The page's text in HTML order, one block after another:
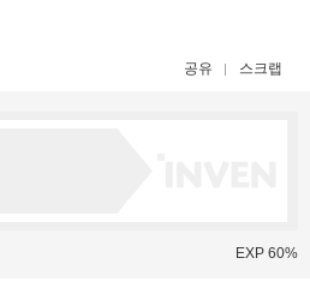
공유 스크랩
EXP 60%